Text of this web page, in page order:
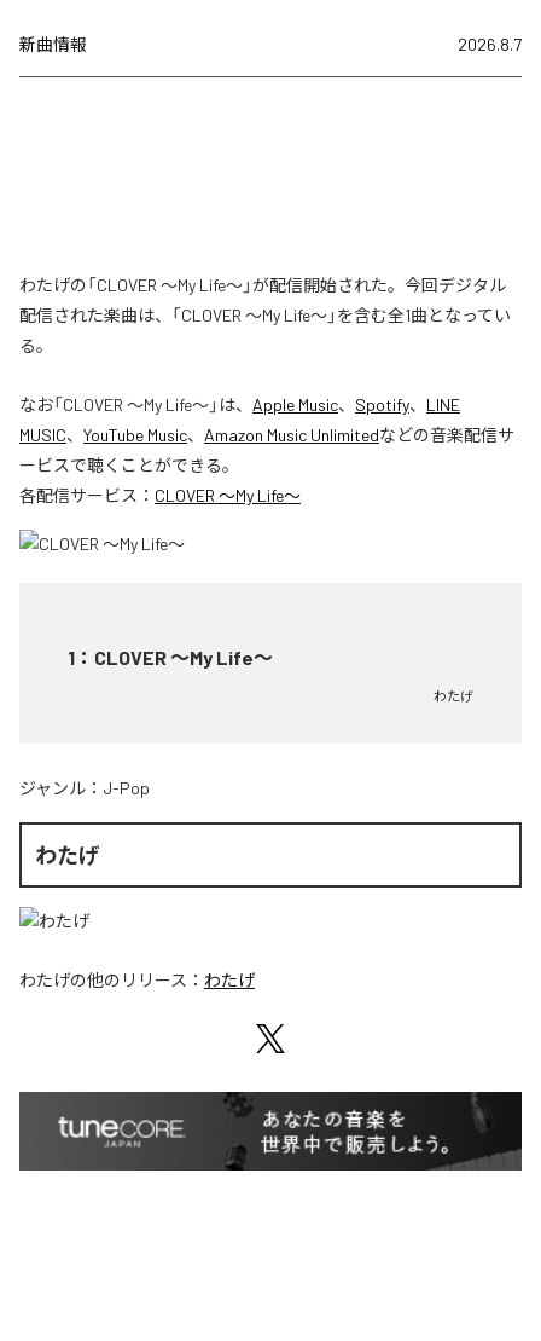
新曲情報 2026.8.7
わたげの「CLOVER ～My Life～」が配信開始された。今回デジタル
配信された楽曲は、「CLOVER ～My Life～」を含む全1曲となってい
る。
なお「CLOVER ～My Life～」は、 Apple Music、 Spotify、 LINE
MUSIC、 YouTube Music、 Amazon Music Unlimitedなどの音楽配信サ
ービスで聴くことができる。
各配信サービス： CLOVER ～My Life～
1 ： CLOVER ～My Life～
わたげ
ジャンル： J-Pop
わたげ
わたげの他のリリース： わたげ